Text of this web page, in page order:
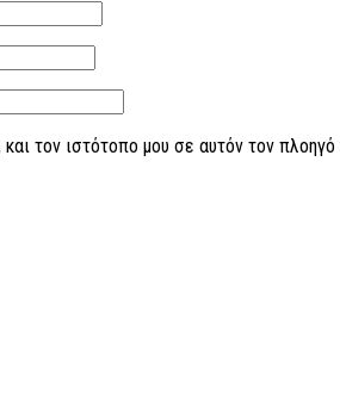
τον ιστότοπο μου σε αυτόν τον